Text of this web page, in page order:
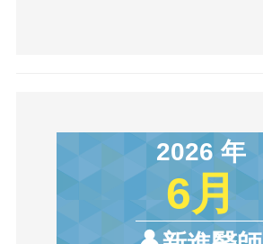
2026 年
6月